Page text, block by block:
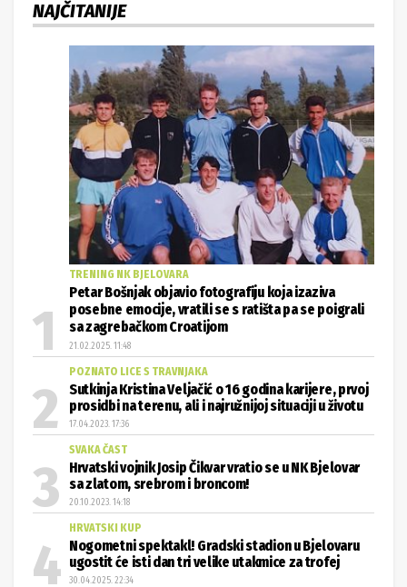
NAJČITANIJE
TRENING NK BJELOVARA
Petar Bošnjak objavio fotografiju koja izaziva
posebne emocije, vratili se s ratišta pa se poigrali
sa zagrebačkom Croatijom
21.02.2025. 11:48
POZNATO LICE S TRAVNJAKA
Sutkinja Kristina Veljačić o 16 godina karijere, prvoj
prosidbi na terenu, ali i najružnijoj situaciji u životu
17.04.2023. 17:36
SVAKA ČAST
Hrvatski vojnik Josip Čikvar vratio se u NK Bjelovar
sa zlatom, srebrom i broncom!
20.10.2023. 14:18
HRVATSKI KUP
Nogometni spektakl! Gradski stadion u Bjelovaru
ugostit će isti dan tri velike utakmice za trofej
30.04.2025. 22:34